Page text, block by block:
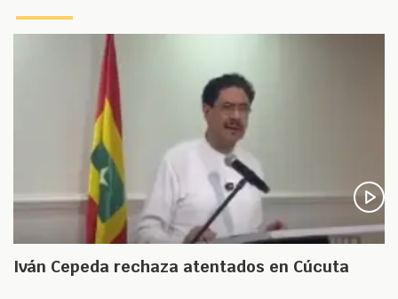
Iván Cepeda rechaza atentados en Cúcuta